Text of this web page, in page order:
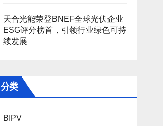
天合光能荣登BNEF全球光伏企业
ESG评分榜首，引领行业绿色可持
续发展
分类
BIPV